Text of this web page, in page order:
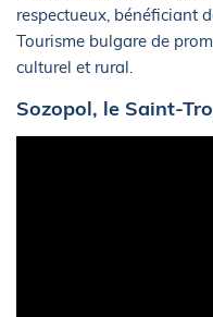
respectueux, bénéficiant
Tourisme bulgare de
culturel et rural.
Sozopol, le Saint-